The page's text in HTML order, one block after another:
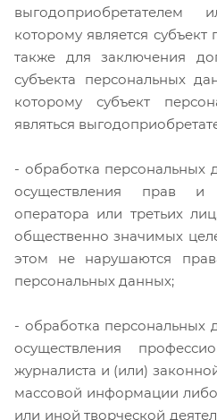
которому является
также для заключения
субъекта персональных
которому субъект
являться
- обработка персональных
осуществления прав и
оператора или третьих
общественно значимых
этом не нарушаются
персональных данных;
- обработка персональных
осуществления
журналиста и (или)
массовой информации
или иной творческой